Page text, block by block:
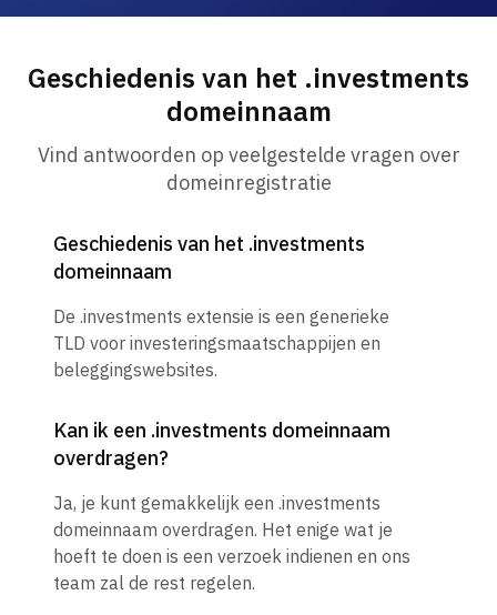
Geschiedenis van het .investments
domeinnaam
Vind antwoorden op veelgestelde vragen over
domeinregistratie
Geschiedenis van het .investments
domeinnaam
De .investments extensie is een generieke
TLD voor investeringsmaatschappijen en
beleggingswebsites.
Kan ik een .investments domeinnaam
overdragen?
Ja, je kunt gemakkelijk een .investments
domeinnaam overdragen. Het enige wat je
hoeft te doen is een verzoek indienen en ons
team zal de rest regelen.